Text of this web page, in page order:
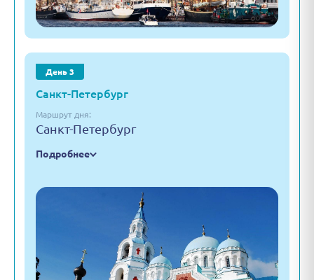
День 3
Санкт-Петербург
Маршрут дня:
Санкт-Петербург
Подробнее